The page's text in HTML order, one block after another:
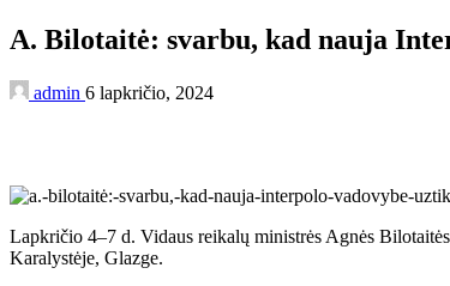
A. Bilotaitė: svarbu, kad nauja
admin 6 lapkričio, 2024
Lapkričio 4–7 d. Vidaus reikalų ministrės Agnės
Karalystėje, Glazge.